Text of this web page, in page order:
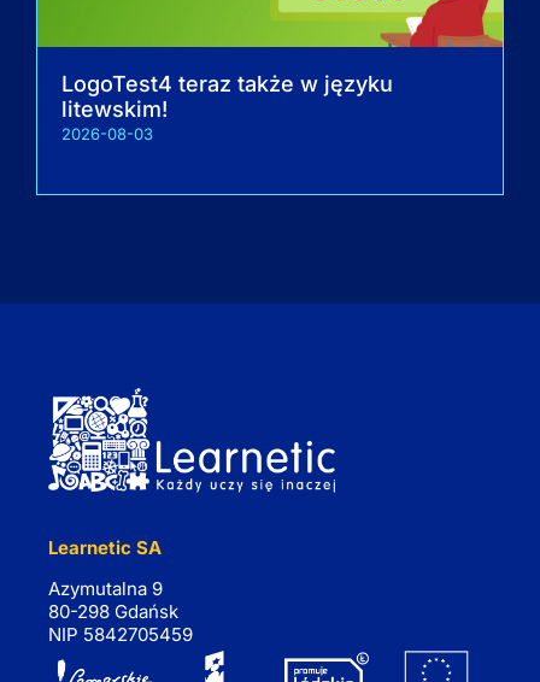
LogoTest4 teraz także w języku
litewskim!
2026-08-03
Learnetic SA
Azymutalna 9
80-298 Gdańsk
NIP 5842705459